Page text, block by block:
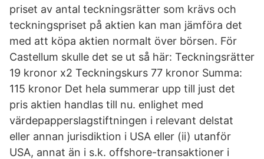
priset av antal teckningsrätter som krävs och
teckningspriset på aktien kan man jämföra det
med att köpa aktien normalt över börsen. För
Castellum skulle det se ut så här: Teckningsrätter
19 kronor x2 Teckningskurs 77 kronor Summa:
115 kronor Det hela summerar upp till just det
pris aktien handlas till nu. enlighet med
värdepapperslagstiftningen i relevant delstat
eller annan jurisdiktion i USA eller (ii) utanför
USA, annat än i s.k. offshore-transaktioner i